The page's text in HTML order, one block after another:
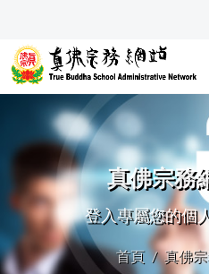
真佛宗務
登入專屬您的個
首頁 真佛